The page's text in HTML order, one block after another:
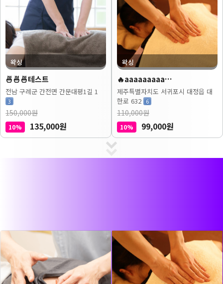
왁싱
🍜🍜🍜테스트
전남 구례군 간전면 간문대평1길 1
3
150,000원
10% 135,000원
왁싱
🔥aaaaaaaaa…
제주특별자치도 서귀포시 대정읍 대
한로 632 6
110,000원
10% 99,000원